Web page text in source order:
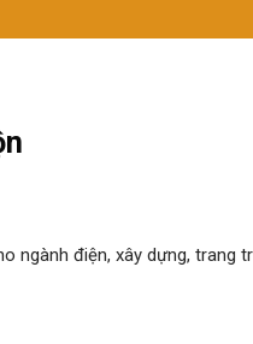
ngành điện, xây dựng, trang